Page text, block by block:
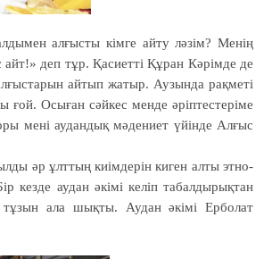
алғысты кімге айту ләзім? Менің
деп тұр. Қасиетті Құран Кәрімде де
айтып жатыр. Аузында рақметі
Осыған сәйкес менде әріптестеріме
мені аудандық мәдениет үйінде Алғыс
әр ұлттың киімдерін киген алты этно-
кезде аудан әкімі келіп табалдырықтан
ала шықты. Аудан әкімі Ерболат